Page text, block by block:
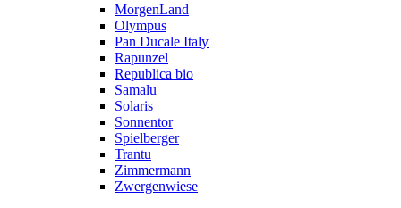
MorgenLand
Olympus
Pan Ducale Italy
Rapunzel
Republica bio
Samalu
Solaris
Sonnentor
Spielberger
Trantu
Zimmermann
Zwergenwiese